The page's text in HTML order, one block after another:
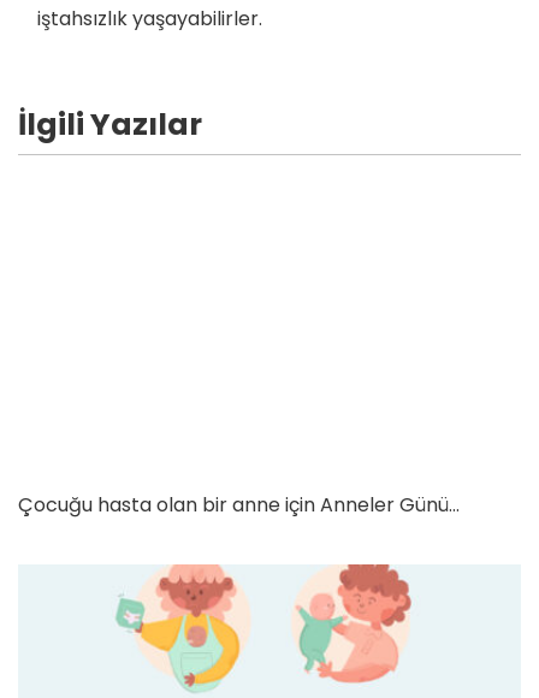
iştahsızlık yaşayabilirler.
İlgili Yazılar
Çocuğu hasta olan bir anne için Anneler Günü…